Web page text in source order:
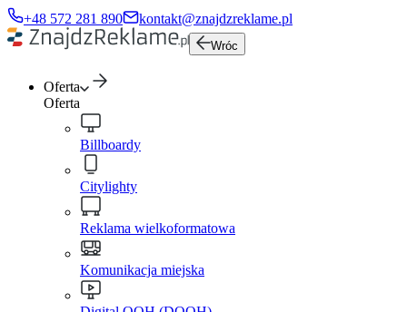
+48 572 281 890 kontakt@znajdzreklame.pl
Wróc
Oferta
Oferta
Billboardy
Citylighty
Reklama wielkoformatowa
Komunikacja miejska